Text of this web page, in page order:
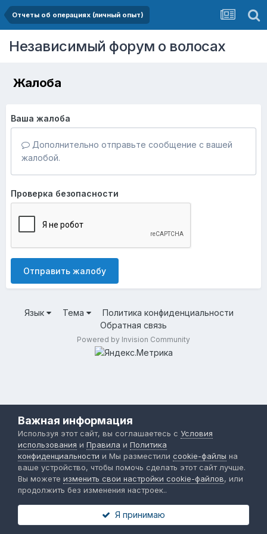
Отчеты об операциях (личный опыт)
Независимый форум о волосах
Жалоба
Ваша жалоба
Дополнительно отправьте сообщение с вашей
жалобой.
Проверка безопасности
Отправить жалобу
Язык Тема
Политика конфиденциальности
Обратная связь
Powered by Invision Community
Важная информация
Используя этот сайт, вы соглашаетесь с Условия
использования и Правила и Политика
конфиденциальности и Мы разместили cookie-файлы на
ваше устройство, чтобы помочь сделать этот сайт лучше.
Вы можете изменить свои настройки cookie-файлов, или
продолжить без изменения настроек..
Я принимаю